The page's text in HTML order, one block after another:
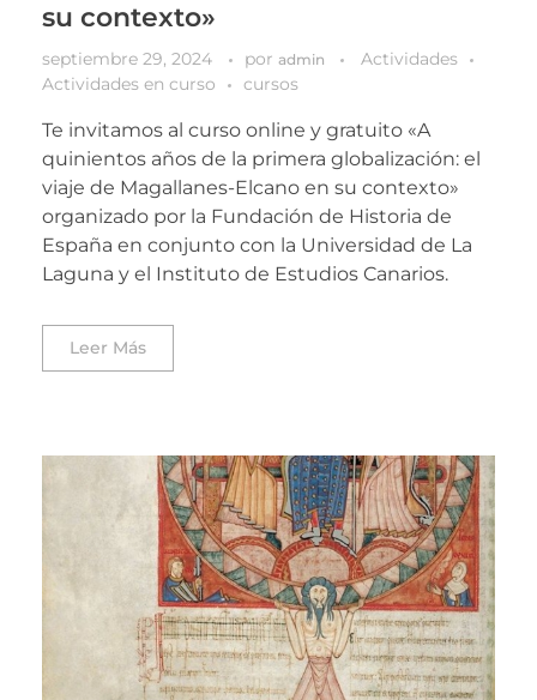
su contexto»
septiembre 29, 2024 por admin
Actividades
Actividades en curso
cursos
Te invitamos al curso online y gratuito «A
quinientos años de la primera globalización: el
viaje de Magallanes-Elcano en su contexto»
organizado por la Fundación de Historia de
España en conjunto con la Universidad de La
Laguna y el Instituto de Estudios Canarios.
Leer Más